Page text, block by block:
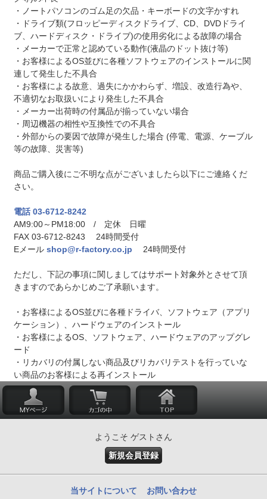
・ノートパソコンのゴム足の欠品・キーボードの文字かすれ
・ドライブ類(フロッピーディスクドライブ、CD、DVDドライ
ブ、ハードディスク・ドライブ)の使用劣化による故障の場合
・メーカーで正常と認めている動作(液晶のドット抜け等)
・お客様によるOS並びに各種ソフトウェアのインストールに関
連して発生した不具合
・お客様による故意、過失にかかわらず、増設、改造行為や、
不適切なお取扱いにより発生した不具合
・メーカー出荷時の付属品が揃っていない場合
・周辺機器の相性や互換性での不具合
・外部からの要因で故障が発生した場合 (停電、電源、ケーブル
等の故障、災害等)
商品ご購入後にご不明な点がございましたら以下にご連絡くだ
さい。
電話 03-6712-8242
AM9:00～PM18:00 / 定休 日曜
FAX 03-6712-8243 24時間受付
Eメール shop@r-factory.co.jp 24時間受付
ただし、下記の事項に関しましてはサポート対象外とさせて頂
きますのであらかじめご了承願います。
・お客様によるOS並びに各種ドライバ、ソフトウェア（アプリ
ケーション）、ハードウェアのインストール
・お客様によるOS、ソフトウェア、ハードウェアのアップグレ
ード
・リカバリの付属しない商品及びリカバリテストを行っていな
い商品のお客様による再インストール
ようこそ ゲストさん
新規会員登録
当サイトについて お問い合わせ